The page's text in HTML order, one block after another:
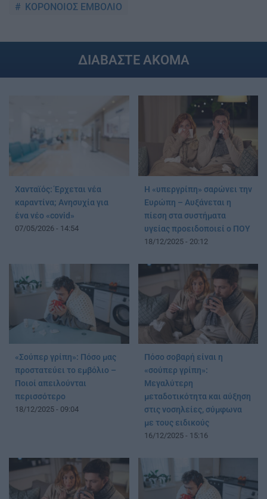
ΚΟΡΟΝΟΙΟΣ ΕΜΒΟΛΙΟ
ΔΙΑΒΑΣΤΕ ΑΚΟΜΑ
Χανταϊός: Έρχεται νέα
καραντίνα; Aνησυχία για
ένα νέο «covid»
07/05/2026 - 14:54
Η «υπεργρίπη» σαρώνει την
Ευρώπη – Αυξάνεται η
πίεση στα συστήματα
υγείας προειδοποιεί ο ΠΟΥ
18/12/2025 - 20:12
«Σούπερ γρίπη»: Πόσο μας
προστατεύει το εμβόλιο –
Ποιοί απειλούνται
περισσότερο
18/12/2025 - 09:04
Πόσο σοβαρή είναι η
«σούπερ γρίπη»:
Μεγαλύτερη
μεταδοτικότητα και αύξηση
στις νοσηλείες, σύμφωνα
με τους ειδικούς
16/12/2025 - 15:16